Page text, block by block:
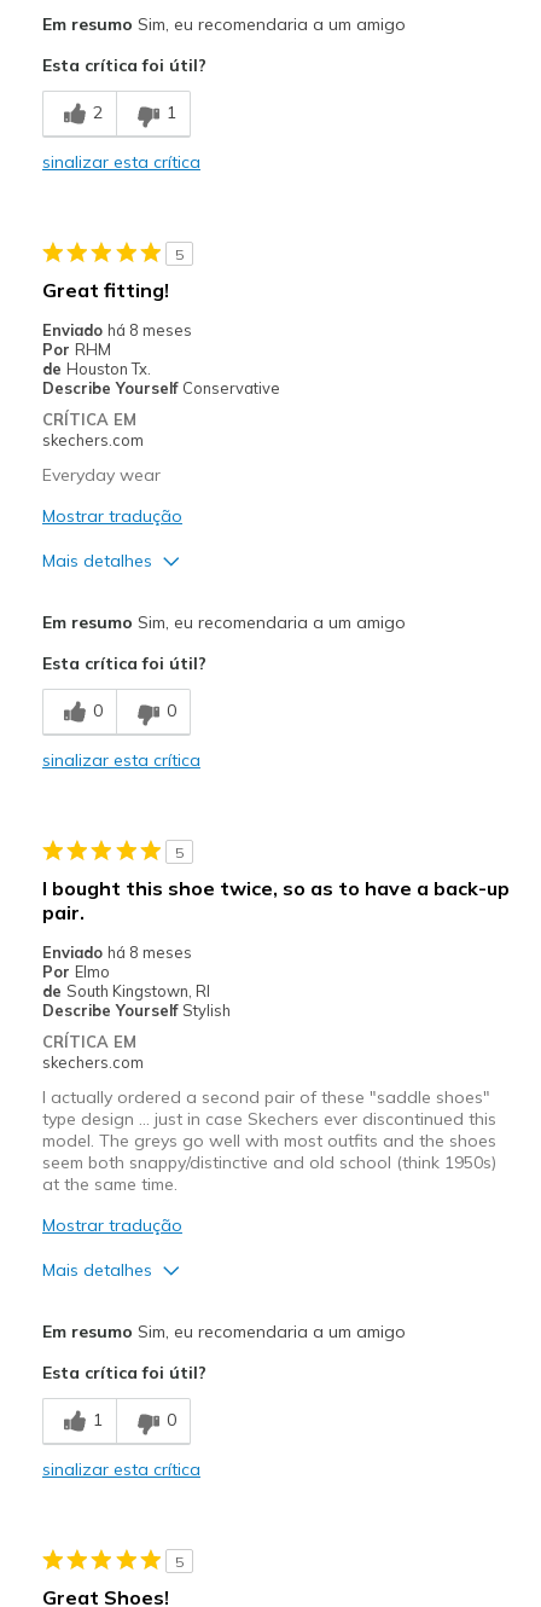
Breathe Well
Comfortable
View On Shoes
Em resumo Sim, eu recomendaria a um amigo
Esta crítica foi útil?
2 1
sinalizar esta crítica
5
Great fitting!
Enviado há 8 meses
Por RHM
de Houston Tx.
Describe Yourself Conservative
CRÍTICA EM
skechers.com
Everyday wear
Mostrar tradução
Mais detalhes
Stylish
Contras
No cons at this time
Casual Wear
Width
Sizing
View On Shoes
Em resumo Sim, eu recomendaria a um amigo
Esta crítica foi útil?
0 0
sinalizar esta crítica
5
I bought this shoe twice, so as to have a back-up
pair.
Enviado há 8 meses
Por Elmo
de South Kingstown, RI
Describe Yourself Stylish
CRÍTICA EM
skechers.com
I actually ordered a second pair of these "saddle shoes"
type design ... just in case Skechers ever discontinued this
model. The greys go well with most outfits and the shoes
seem both snappy/distinctive and old school (think 1950s)
at the same time.
Mostrar tradução
Mais detalhes
Comfortable
Stylish
Going Out
Em resumo Sim, eu recomendaria a um amigo
Esta crítica foi útil?
1 0
sinalizar esta crítica
5
Great Shoes!